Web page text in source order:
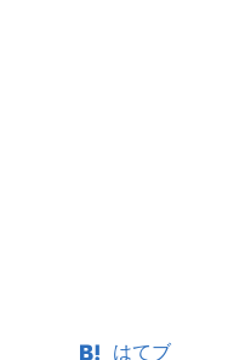
はてブ